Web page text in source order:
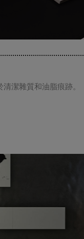
潔雜質和油脂痕跡。